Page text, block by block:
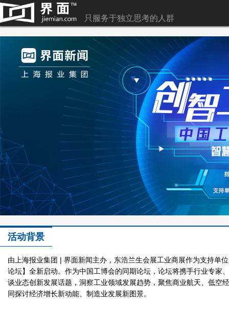
只服务于独立思考的人群
活动背景
由上海报业集团 | 界面新闻主办，东浩兰生会展工业商展作为支持单
论坛】全新启动。作为中国工博会的同期论坛，论坛将携手行业专家
谈业态创新发展话题，洞察工业领域发展趋势，聚焦商业航天、低空
同探讨经济增长新动能、制造业发展新图景。